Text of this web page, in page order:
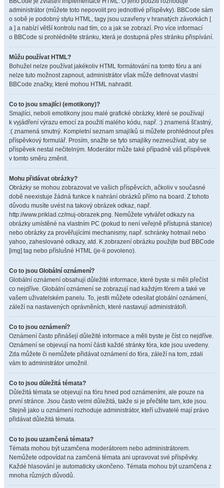
administrátor (můžete toto nepovolit pro jednotlivé příspěvky). BBCode sám
o sobě je podobný stylu HTML, tagy jsou uzavřeny v hranatých závorkách [
a ] a nabízí větší kontrolu nad tím, co a jak se zobrazí. Pro více informací
o BBCode si prohlédněte stránku, která je dostupná přes stránku přispívání.
Můžu používat HTML?
Bohužel nelze používat jakékoliv HTML formátování na tomto fóru a ani
nelze tuto možnost zapnout, administrátor však může definovat vlastní
BBCode značky, které mohou HTML nahradit.
Co to jsou smajlíci (emotikony)?
Smajlíci, neboli emotikony jsou malé grafické obrázky, které se používají
k vyjádření výrazu emocí za použití malého kódu, např. :) znamená šťastný,
:( znamená smutný. Kompletní seznam smajlíků si můžete prohlédnout přes
příspěvkový formulář. Prosím, snažte se tyto smajlíky nezneužívat, aby se
příspěvek nestal nečitelným. Moderátor může také případně váš příspěvek
v tomto směru změnit.
Mohu přidávat obrázky?
Obrázky se mohou zobrazovat ve vašich příspěvcích, ačkoliv v současné
době neexistuje žádná funkce k nahrání obrázků přímo na board. Z tohoto
důvodu musíte uvést na takový obrázek odkaz, např.
http://www.priklad.cz/muj-obrazek.png. Nemůžete vytvářet odkazy na
obrázky umístěné na vlastním PC (pokud to není veřejně přístupná stanice)
nebo obrázky za prověřujícími mechanismy, např. schránky hotmail nebo
yahoo, zaheslované odkazy, atd. K zobrazení obrázku použijte buď BBCode
[img] tag nebo příslušné HTML (je-li povoleno).
Co to jsou Globální oznámení?
Globální oznámení obsahují důležité informace, které byste si měli přečíst
co nejdříve. Globální oznámení se zobrazují nad každým fórem a také ve
vašem uživatelském panelu. To, jestli můžete odesílat globální oznámení,
záleží na nastavených oprávněních, které nastavují administrátoři.
Co to jsou oznámení?
Oznámení často přinášejí důležité informace a měli byste je číst co nejdříve.
Oznámení se objevují na horní části každé stránky fóra, kde jsou uvedeny.
Zda můžete či nemůžete přidávat oznámení do fóra, záleží na tom, zdali
vám to administrátor umožnil.
Co to jsou důležitá témata?
Důležitá témata se objevují na fóru hned pod oznámeními, ale pouze na
první stránce. Jsou často velmi důležitá, takže si je přečtěte tam, kde jsou.
Stejně jako u oznámení rozhoduje administrátor, kteří uživatelé mají právo
přidávat důležitá témata.
Co to jsou uzamčená témata?
Témata mohou být uzamčena moderátorem nebo administrátorem.
Nemůžete odpovídat na zamčená témata ani upravovat své příspěvky.
Každé hlasování je automaticky ukončeno. Témata mohou být uzamčena z
mnoha různých důvodů.